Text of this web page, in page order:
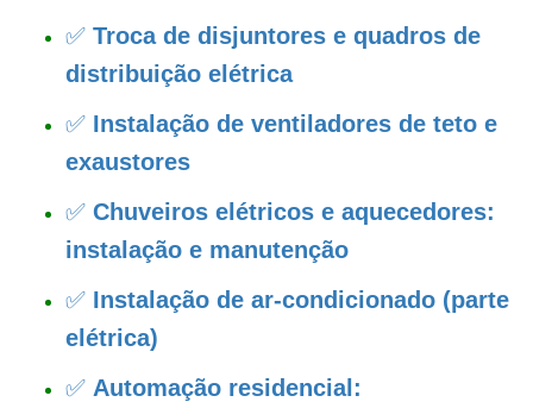
✅ Troca de disjuntores e quadros de
distribuição elétrica
✅ Instalação de ventiladores de teto e
exaustores
✅ Chuveiros elétricos e aquecedores:
instalação e manutenção
✅ Instalação de ar-condicionado (parte
elétrica)
✅ Automação residencial: